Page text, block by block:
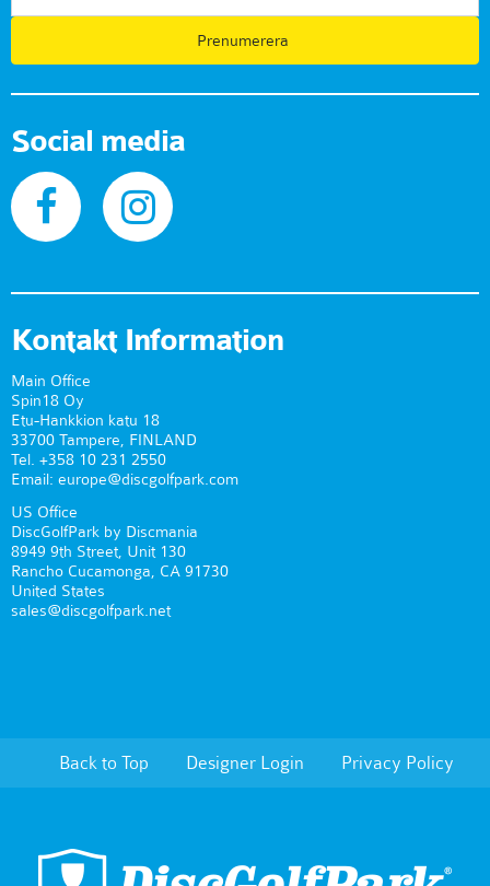
Prenumerera
Social media
Kontakt Information
Main Office
Spin18 Oy
Etu-Hankkion katu 18
33700 Tampere, FINLAND
Tel. +358 10 231 2550
Email: europe@discgolfpark.com
US Office
DiscGolfPark by Discmania
8949 9th Street, Unit 130
Rancho Cucamonga, CA 91730
United States
sales@discgolfpark.net
Back to Top Designer Login Privacy Policy